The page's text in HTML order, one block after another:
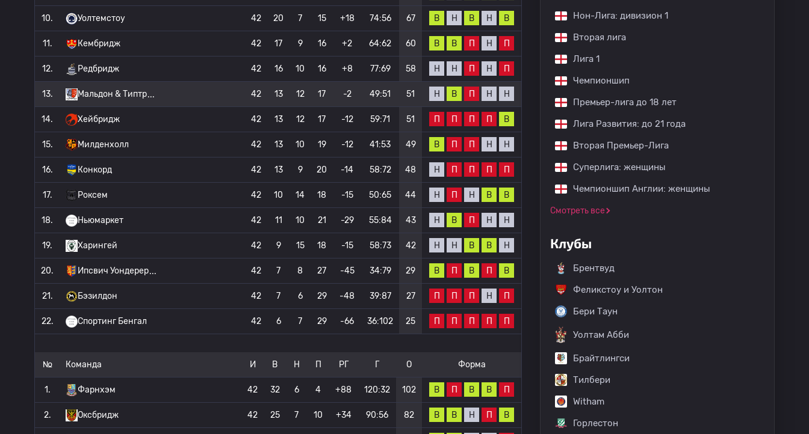
10. Уолтемстоу 42 20 7 15 +18 74:56 67 В Н В Н В
11. Кембридж 42 17 9 16 +2 64:62 60 В В П Н П
12. Редбридж 42 16 10 16 +8 77:69 58 Н Н П Н П
13. Мальдон & Типтр 42 13 12 17 -2 49:51 51 Н В П Н Н
14. Хейбридж 42 13 12 17 -12 59:71 51 П П П П В
15. Милденхолл 42 13 10 19 -12 41:53 49 В П П Н Н
16. Конкорд 42 13 9 20 -14 58:72 48 Н П П П П
17. Роксем 42 10 14 18 -15 50:65 44 Н П Н В В
18. Ньюмаркет 42 11 10 21 -29 55:84 43 Н В П Н Н
19. Харингей 42 9 15 18 -15 58:73 42 Н Н В В Н
20. Ипсвич Уондерер 42 7 8 27 -45 34:79 29 В П В П В
21. Бэзилдон 42 7 6 29 -48 39:87 27 П П П Н П
22. Спортинг Бенгал 42 6 7 29 -66 36:102 25 П П П П П
№ Команда И В Н П РГ Г О Форма
1. Фарнхэм 42 32 6 4 +88 120:32 102 В П В В П
2. Оксбридж 42 25 7 10 +34 90:56 82 В В Н П В
Нон-Лига: дивизион 1
Вторая лига
Лига 1
Чемпионшип
Премьер-лига до 18 лет
Лига Развития: до 21 года
Вторая Премьер-Лига
Суперлига: женщины
Чемпионшип Англии: женщины
Смотреть все
Клубы
Брентвуд
Феликстоу и Уолтон
Бери Таун
Уолтам Абби
Брайтлингси
Тилбери
Witham
Горлестон